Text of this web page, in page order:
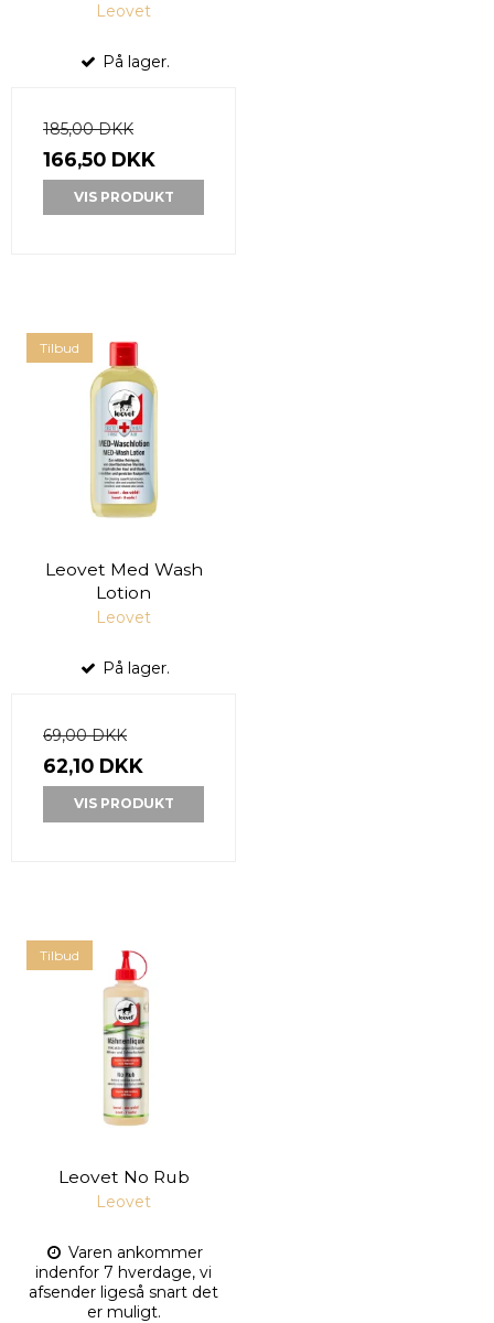
Leovet
På lager.
185,00 DKK
166,50 DKK
VIS PRODUKT
Tilbud
Leovet Med Wash
Lotion
Leovet
På lager.
69,00 DKK
62,10 DKK
VIS PRODUKT
Tilbud
Leovet No Rub
Leovet
Varen ankommer
indenfor 7 hverdage, vi
afsender ligeså snart det
er muligt.